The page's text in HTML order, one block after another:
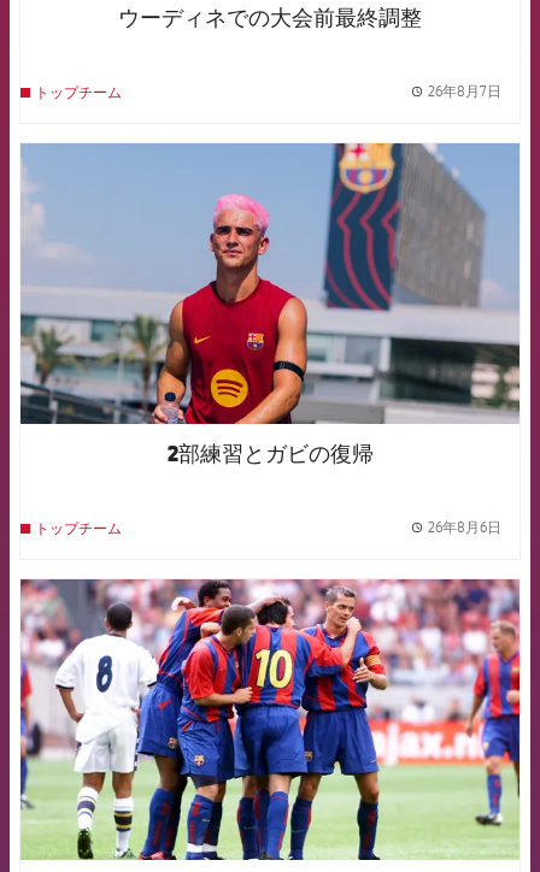
ウーディネでの大会前最終調整
トップチーム 26年8月7日
FCB Barcelona badge
2部練習とガビの復帰
トップチーム 26年8月6日
FCB Barcelona badge